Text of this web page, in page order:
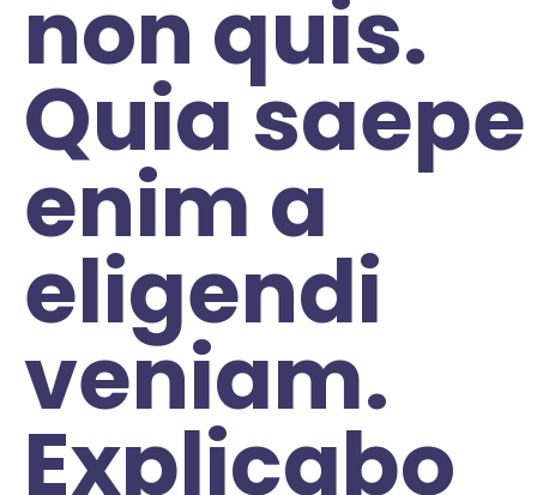
non quis.
Quia saepe
enim a
eligendi
veniam.
Explicabo